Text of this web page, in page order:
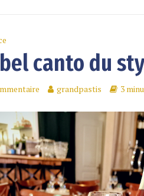
bel canto du
grandpastis 3